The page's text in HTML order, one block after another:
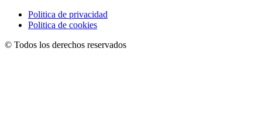
Politica de privacidad
Politica de cookies
© Todos los derechos reservados